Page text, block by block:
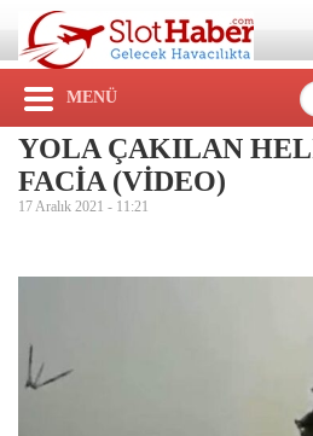
MENÜ
YOLA ÇAKILAN
FACİA (VİDEO)
17 Aralık 2021 - 11:21